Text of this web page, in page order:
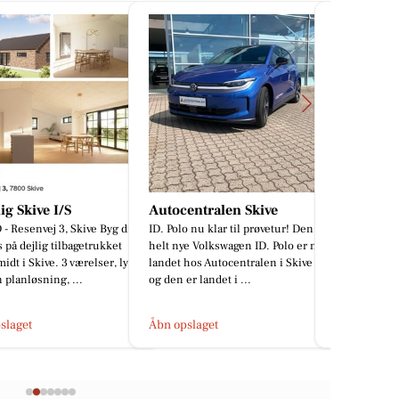
Skive
nu klar til prøvetur! Den
Volkswagen ID. Polo er nu
Autocentralen i Skive –
landet i ...
JM Autoteknik
Har bilen været hele Europa rundt
eller bare en tur gennem
Danmark? Hvis bilen har været på
lange køreture med fuld oppakni...
Åbn opslaget